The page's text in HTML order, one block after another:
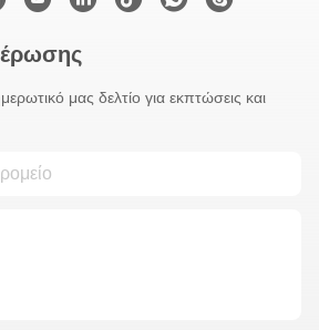
μας δελτίο για εκπτώσεις και